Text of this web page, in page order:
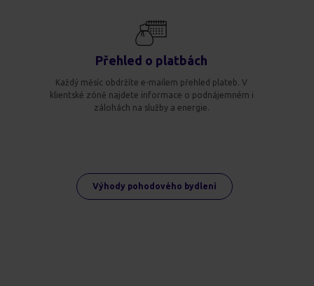
Přehled o platbách
Každý měsíc obdržíte e-mailem přehled plateb. V
klientské zóně najdete informace o podnájemném i
zálohách na služby a energie.
Výhody pohodového bydlení